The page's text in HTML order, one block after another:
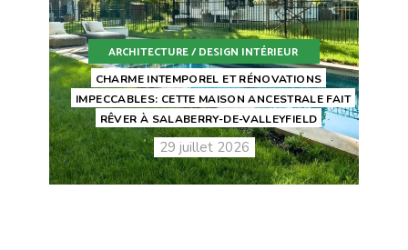
ARCHITECTURE / DESIGN INTÉRIEUR
CHARME INTEMPOREL ET RÉNOVATIONS
IMPECCABLES: CETTE MAISON ANCESTRALE FAIT
RÊVER À SALABERRY-DE-VALLEYFIELD
29 juillet 2026